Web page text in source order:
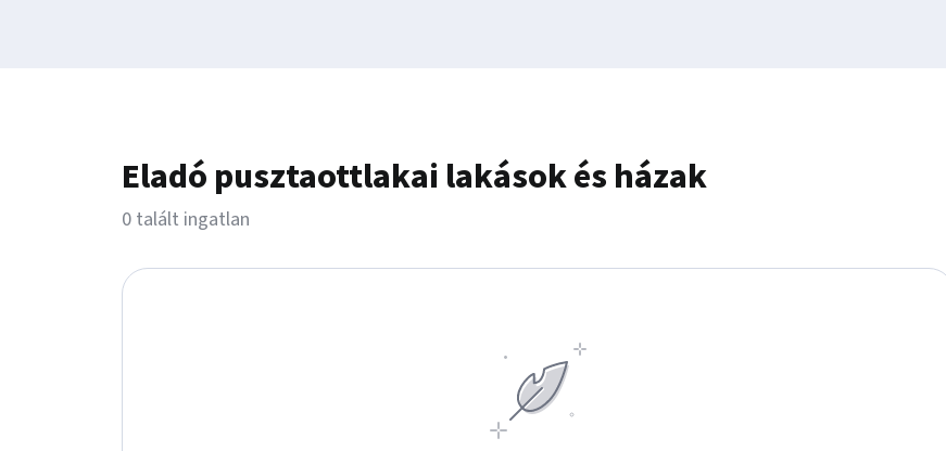
Eladó pusztaottlakai lakások és házak
0 talált ingatlan